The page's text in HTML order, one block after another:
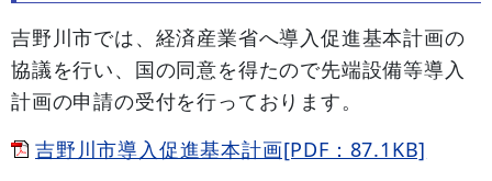
吉野川市では、経済産業省へ導入促進基本計画の
協議を行い、国の同意を得たので先端設備等導入
計画の申請の受付を行っております。
吉野川市導入促進基本計画[PDF：87.1KB]